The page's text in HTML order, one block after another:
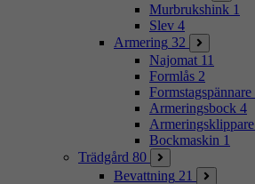
Murbrukshink 1
Slev 4
Armering 32
Najomat 11
Formlås 2
Formstagspännare
Armeringsbock 4
Armeringsklippare
Bockmaskin 1
Trädgård 80
Bevattning 21